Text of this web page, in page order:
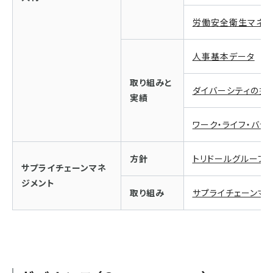
労働安全衛生マネ
取り組みと
実績
人事基本データ
ダイバーシティの推
ワーク・ライフ・バラ
サプライチェーンマネ
ジメント
方針 トリドールグルー
取り組み サプライチェーンマ